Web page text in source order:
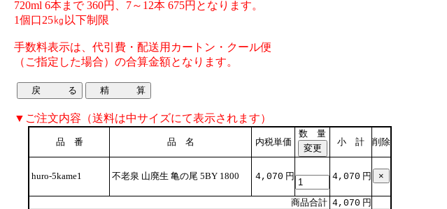
720ml 6本まで 360円、7～12本 675円となります。
1個口25㎏以下制限
手数料表示は、代引費・配送用カートン・クール便
（ご指定した場合）の合算金額となります。
▼ご注文内容（送料は中サイズにて表示されます）
品 番 品 名 内税単価
数 量
小 計
削除
huro-5kame1 不老泉 山廃生 亀の尾 5BY 1800 4,070 円 4,070 円
商品合計 4,070 円